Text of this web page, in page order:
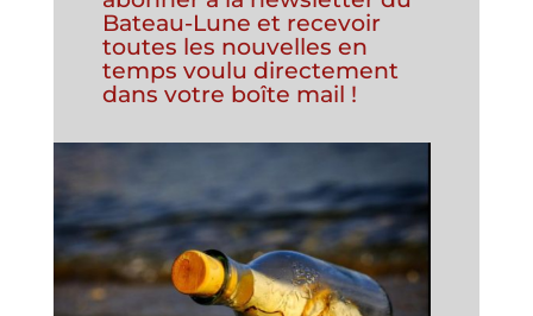
Bateau-Lune et recevoir
toutes les nouvelles en
temps voulu directement
dans votre boîte mail !